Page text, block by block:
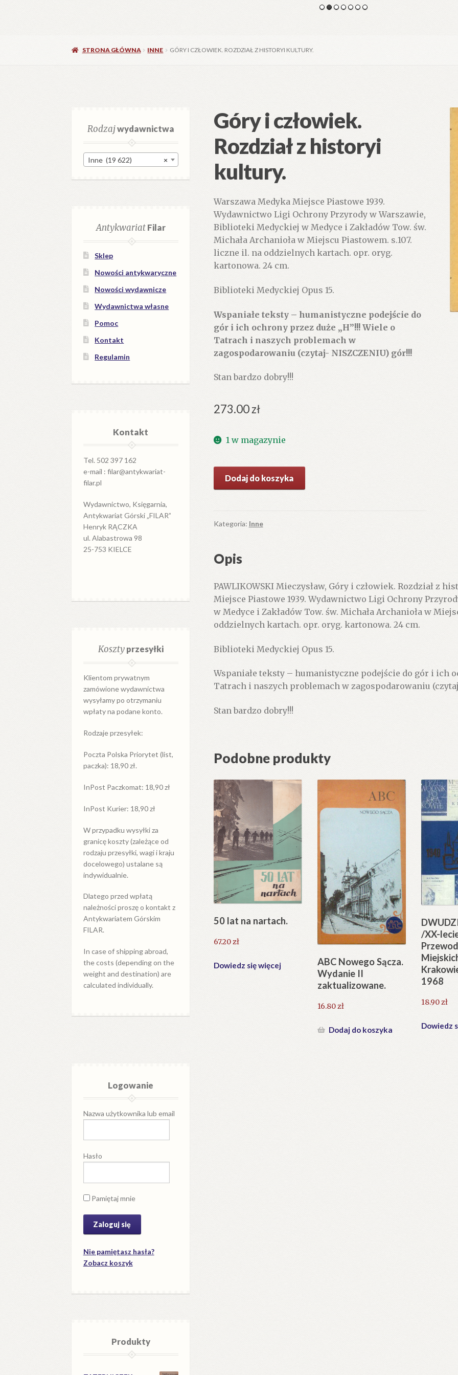
STRONA GŁÓWNA INNE GÓRY I CZŁOWIEK. ROZDZIAŁ Z HISTORYI KULTURY.
Góry i człowiek.
Rozdział z historyi
kultury.
Warszawa Medyka Miejsce Piastowe 1939.
Wydawnictwo Ligi Ochrony Przyrody w Warszawie,
Biblioteki Medyckiej w Medyce i Zakładów Tow. św.
Michała Archanioła w Miejscu Piastowem. s.107.
liczne il. na oddzielnych kartach. opr. oryg.
kartonowa. 24 cm.
Biblioteki Medyckiej Opus 15.
Wspaniałe teksty – humanistyczne podejście do
gór i ich ochrony przez duże „H”!!! Wiele o
Tatrach i naszych problemach w
zagospodarowaniu (czytaj- NISZCZENIU) gór!!!
Stan bardzo dobry!!!
273.00zł
1 w magazynie
Góry
człowiek.
Rozdział
kultury.
Dodaj do koszyka
Kategoria: Inne
Opis
PAWLIKOWSKI Mieczysław, Góry i człowiek. Rozdział z
Miejsce Piastowe 1939. Wydawnictwo Ligi Ochrony
w Medyce i Zakładów Tow. św. Michała Archanioła w
oddzielnych kartach. opr. oryg. kartonowa. 24 cm.
Biblioteki Medyckiej Opus 15.
Wspaniałe teksty – humanistyczne podejście do gór i ich
Tatrach i naszych problemach w zagospodarowaniu
Stan bardzo dobry!!!
Podobne produkty
50 lat na nartach.
67.20zł
Dowiedz się więcej
ABC Nowego Sącza.
Wydanie II
zaktualizowane.
16.80zł
Dodaj do koszyka
/XX-
1968
18.90zł
Dowiedz
Rodzajwydawnictwa
×
Inne (19 622)
AntykwariatFilar
Sklep
Nowości antykwaryczne
Nowości wydawnicze
Wydawnictwa własne
Pomoc
Kontakt
Regulamin
Kontakt
Tel. 502 397 162
e-mail : filar@antykwariat-
filar.pl
Wydawnictwo, Księgarnia,
Antykwariat Górski „FILAR”
Henryk RĄCZKA
ul. Alabastrowa 98
25-753 KIELCE
Kosztyprzesyłki
Klientom prywatnym
zamówione wydawnictwa
wysyłamy po otrzymaniu
wpłaty na podane konto.
Rodzaje przesyłek:
Poczta Polska Priorytet (list,
paczka): 18,90 zł.
InPost Paczkomat: 18,90 zł
InPost Kurier: 18,90 zł
W przypadku wysyłkiza
granicękoszty (zależące od
rodzaju przesyłki, wagi i kraju
docelowego) ustalane są
indywidualnie.
Dlatego przed wpłatą
należności proszę o kontakt z
Antykwariatem Górskim
FILAR.
In case of shipping abroad,
the costs (depending on the
weight and destination) are
calculated individually.
Logowanie
Nazwa użytkownika lub email
Hasło
Pamiętaj mnie
Nie pamiętasz hasła?
Zobacz koszyk
Produkty